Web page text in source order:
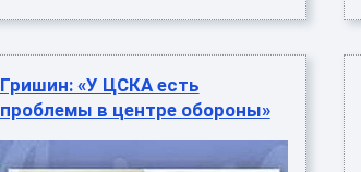
Гришин: «У ЦСКА есть
проблемы в центре обороны»